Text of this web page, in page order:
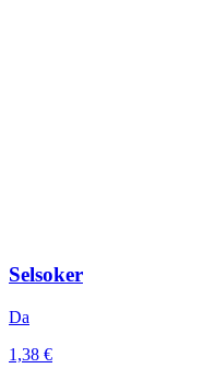
Selsoker
Da
1,38 €